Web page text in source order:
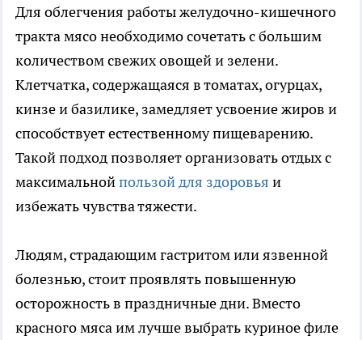
Для облегчения работы желудочно-кишечного
тракта мясо необходимо сочетать с большим
количеством свежих овощей и зелени.
Клетчатка, содержащаяся в томатах, огурцах,
кинзе и базилике, замедляет усвоение жиров и
способствует естественному пищеварению.
Такой подход позволяет организовать отдых с
максимальнойпользой для здоровья и
избежать чувства тяжести.
Людям, страдающим гастритом или язвенной
болезнью, стоит проявлять повышенную
осторожность в праздничные дни. Вместо
красного мяса им лучше выбрать куриное филе